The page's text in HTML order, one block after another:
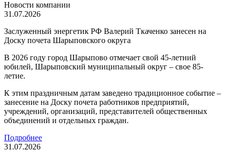
Новости компании
31.07.2026
Заслуженный энергетик РФ Валерий Ткаченко занесен на
Доску почета Шарыповского округа
В 2026 году город Шарыпово отмечает свой 45-летний
юбилей, Шарыповский муниципальный округ – свое 85-
летие.
К этим праздничным датам заведено традиционное событие –
занесение на Доску почета работников предприятий,
учреждений, организаций, представителей общественных
объединений и отдельных граждан.
Подробнее
31.07.2026